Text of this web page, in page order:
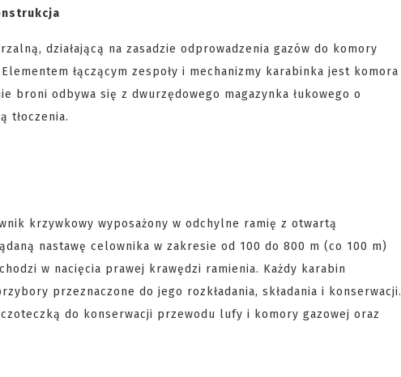
działającą na zasadzie odprowadzenia gazów do komory
łączącym zespoły i mechanizmy karabinka jest komora
broni odbywa się z dwurzędowego magazynka łukowego o
tłoczenia.
krzywkowy wyposażony w odchylne ramię z otwartą
nastawę celownika w zakresie od 100 do 800 m (co 100 m)
w nacięcia prawej krawędzi ramienia. Każdy karabin
przeznaczone do jego rozkładania, składania i konserwacji.
do konserwacji przewodu lufy i komory gazowej oraz